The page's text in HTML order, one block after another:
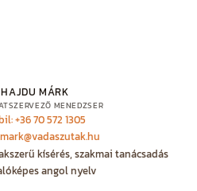
HAJDU MÁRK
MENEDZSER
+36 70 572 1305
kísérés, szakmai tanácsadás
angol nyelv